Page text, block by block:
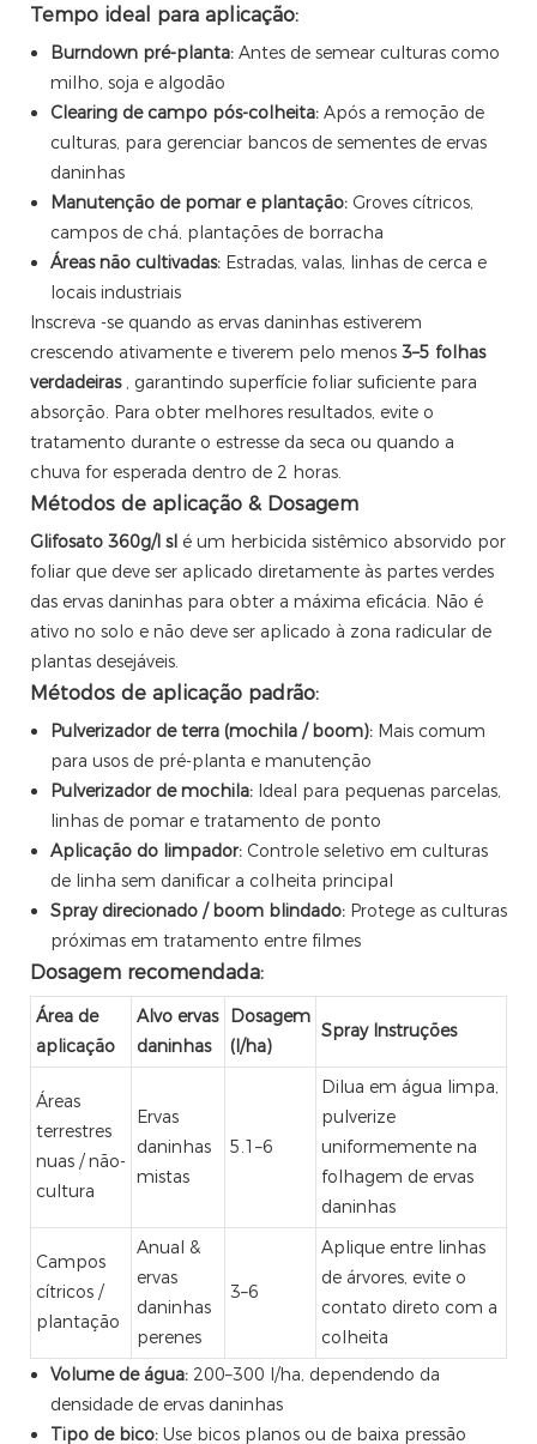
Tempo ideal para aplicação:
Burndown pré-planta: Antes de semear culturas como
milho, soja e algodão
Clearing de campo pós-colheita: Após a remoção de
culturas, para gerenciar bancos de sementes de ervas
daninhas
Manutenção de pomar e plantação: Groves cítricos,
campos de chá, plantações de borracha
Áreas não cultivadas: Estradas, valas, linhas de cerca e
locais industriais
Inscreva -se quando as ervas daninhas estiverem
crescendo ativamente e tiverem pelo menos 3–5 folhas
verdadeiras , garantindo superfície foliar suficiente para
absorção. Para obter melhores resultados, evite o
tratamento durante o estresse da seca ou quando a
chuva for esperada dentro de 2 horas.
Métodos de aplicação & Dosagem
Glifosato 360g/l sl é um herbicida sistêmico absorvido por
foliar que deve ser aplicado diretamente às partes verdes
das ervas daninhas para obter a máxima eficácia. Não é
ativo no solo e não deve ser aplicado à zona radicular de
plantas desejáveis.
Métodos de aplicação padrão:
Pulverizador de terra (mochila / boom): Mais comum
para usos de pré-planta e manutenção
Pulverizador de mochila: Ideal para pequenas parcelas,
linhas de pomar e tratamento de ponto
Aplicação do limpador: Controle seletivo em culturas
de linha sem danificar a colheita principal
Spray direcionado / boom blindado: Protege as culturas
próximas em tratamento entre filmes
Dosagem recomendada:
Área de
aplicação
Alvo ervas
daninhas
Dosagem
(l/ha)
Spray Instruções
Áreas
terrestres
nuas / não-
cultura
Ervas
daninhas
mistas
5.1–6
Dilua em água limpa,
pulverize
uniformemente na
folhagem de ervas
daninhas
Campos
cítricos /
plantação
Anual &
ervas
daninhas
perenes
3–6
Aplique entre linhas
de árvores, evite o
contato direto com a
colheita
Volume de água: 200–300 l/ha, dependendo da
densidade de ervas daninhas
Tipo de bico: Use bicos planos ou de baixa pressão